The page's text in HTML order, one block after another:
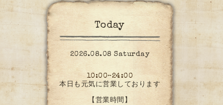
Today
2026.08.08 Saturday
10:00~24:00
本日も元気に営業しております
【営業時間】